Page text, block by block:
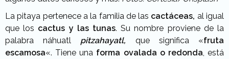
La pitaya pertenece a la familia de las cactáceas, al igual
que los cactus y las tunas. Su nombre proviene de la
palabra náhuatl pitzahayatl, que significa «fruta
escamosa«. Tiene una forma ovalada o redonda , está